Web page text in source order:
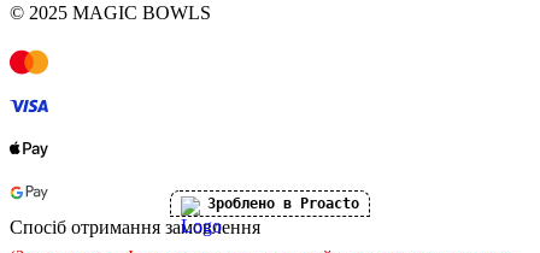
© 2025 MAGIC BOWLS
Зроблено в Proacto
Спосіб отримання замовлення